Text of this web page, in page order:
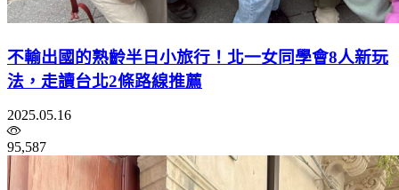
不輸出國的熟齡半日小旅行！北一女同學會8人新玩
法，走讀台北2條路線推薦
2025.05.16
95,587